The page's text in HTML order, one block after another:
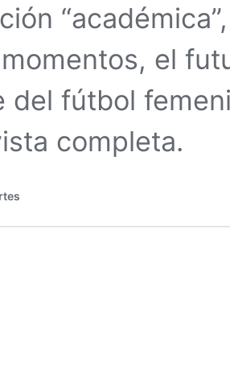
el
del fútbol
completa.